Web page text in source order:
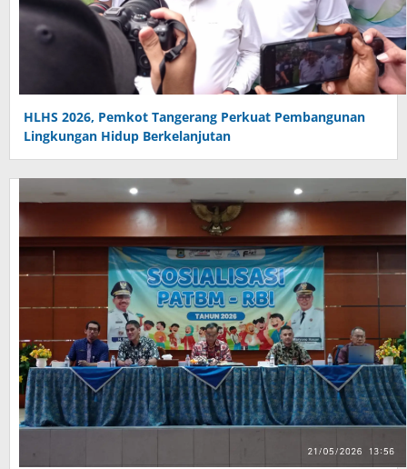
HLHS 2026, Pemkot Tangerang Perkuat Pembangunan
Lingkungan Hidup Berkelanjutan